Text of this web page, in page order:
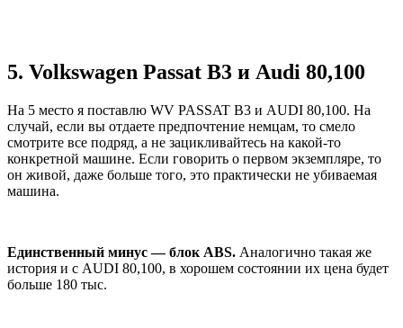
5. Volkswagen Passat B3 и Audi 80,100
На 5 место я поставлю WV PASSAT B3 и AUDI 80,100. На
случай, если вы отдаете предпочтение немцам, то смело
смотрите все подряд, а не зацикливайтесь на какой-то
конкретной машине. Если говорить о первом экземпляре, то
он живой, даже больше того, это практически не убиваемая
машина.
Единственный минус — блок ABS. Аналогично такая же
история и с AUDI 80,100, в хорошем состоянии их цена будет
больше 180 тыс.